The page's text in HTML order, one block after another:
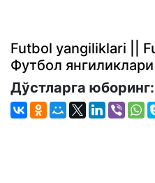
Futbol yangiliklari ||
Футбол
Дўстларга юборинг: